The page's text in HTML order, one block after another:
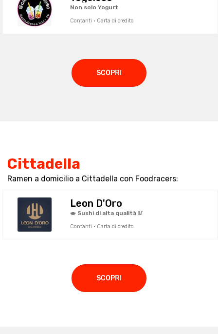
Non solo Yogurt
Contanti · Carta di credito
SCOPRI
Cittadella
Ramen a domicilio a Cittadella con Foodracers:
Leon D'Oro
🍣 Sushi di alta qualità 🥢
Contanti · Carta di credito
SCOPRI